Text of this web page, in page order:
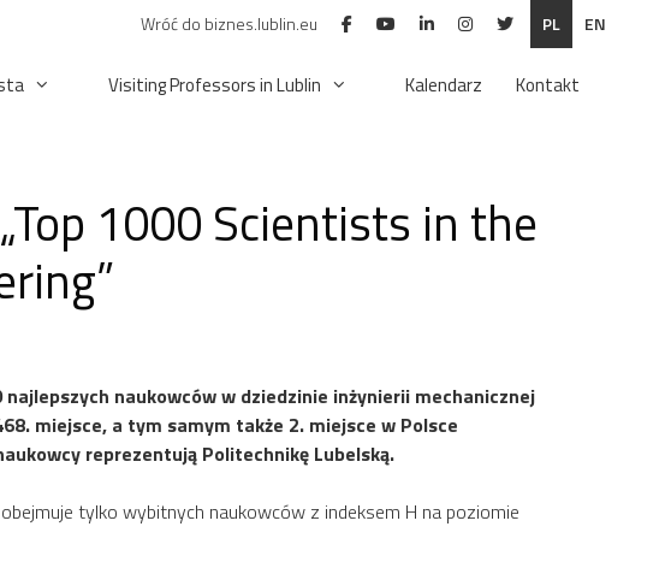
Wróć do biznes.lublin.eu PL EN
Visiting Professors in Lublin Kalendarz Kontakt
1000 Scientists in the
naukowców w dziedzinie inżynierii mechanicznej
miejsce, a tym samym także 2. miejsce w Polsce
reprezentują Politechnikę Lubelską.
tylko wybitnych naukowców z indeksem H na poziomie